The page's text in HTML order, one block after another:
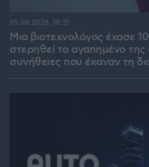
Μια βιοτεχνολόγος έχασε
στερηθεί το αγαπημένο
συνήθειες που έκαναν τη
05.08.2026, 18:31